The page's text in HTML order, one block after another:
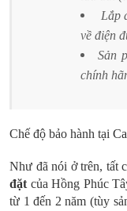
Lắp
về điện
Sản
chính
Chế độ bảo hành tại
Như đã nói ở trên, tất
đặt của Hồng Phúc
từ 1 đến 2 năm (tùy